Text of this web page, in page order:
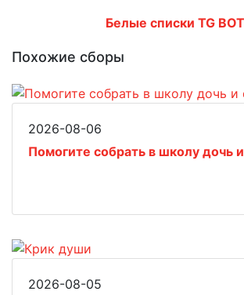
Белые списки TG BOT
Похожие сборы
2026-08-06
Помогите собрать в школу дочь
2026-08-05